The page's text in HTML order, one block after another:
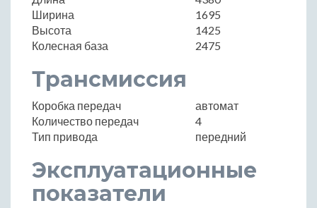
Ширина
1695
Высота
1425
Колесная база
2475
Трансмиссия
Коробка передач
автомат
Количество передач
4
Тип привода
передний
Эксплуатационные
показатели